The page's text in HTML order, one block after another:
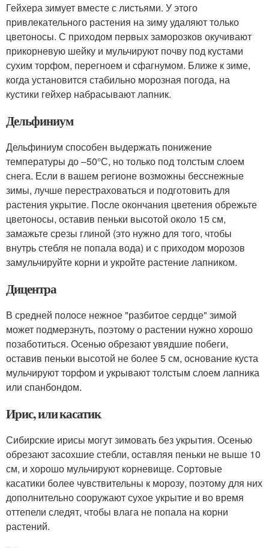
Гейхера зимует вместе с листьями. У этого
привлекательного растения на зиму удаляют только
цветоносы. С приходом первых заморозков окучивают
прикорневую шейку и мульчируют почву под кустами
сухим торфом, перегноем и сфагнумом. Ближе к зиме,
когда установится стабильно морозная погода, на
кустики гейхер набрасывают лапник.
Дельфиниум
Дельфиниум способен выдержать понижение
температуры до –50°С, но только под толстым слоем
снега. Если в вашем регионе возможны бесснежные
зимы, лучше перестраховаться и подготовить для
растения укрытие. После окончания цветения обрежьте
цветоносы, оставив пеньки высотой около 15 см,
замажьте срезы глиной (это нужно для того, чтобы
внутрь стебля не попала вода) и с приходом морозов
замульчируйте корни и укройте растение лапником.
Дицентра
В средней полосе нежное "разбитое сердце" зимой
может подмерзнуть, поэтому о растении нужно хорошо
позаботиться. Осенью обрезают увядшие побеги,
оставив пеньки высотой не более 5 см, основание куста
мульчируют торфом и укрывают толстым слоем лапника
или спанбондом.
Ирис, или касатик
Сибирские ирисы могут зимовать без укрытия. Осенью
обрезают засохшие стебли, оставляя пеньки не выше 10
см, и хорошо мульчируют корневище. Сортовые
касатики более чувствительны к морозу, поэтому для них
дополнительно сооружают сухое укрытие и во время
оттепели следят, чтобы влага не попала на корни
растений.